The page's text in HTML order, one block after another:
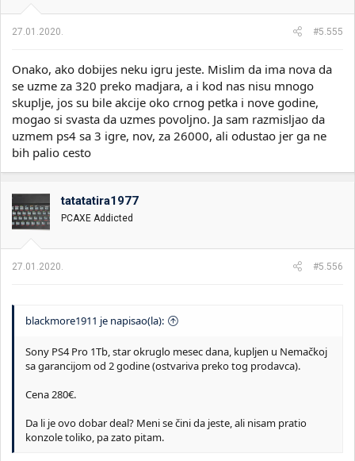
27.01.2020. #5.555
Onako, ako dobijes neku igru jeste. Mislim da ima nova da
se uzme za 320 preko madjara, a i kod nas nisu mnogo
skuplje, jos su bile akcije oko crnog petka i nove godine,
mogao si svasta da uzmes povoljno. Ja sam razmisljao da
uzmem ps4 sa 3 igre, nov, za 26000, ali odustao jer ga ne
bih palio cesto
tatatatira1977
PCAXE Addicted
27.01.2020. #5.556
blackmore1911 je napisao(la):
Sony PS4 Pro 1Tb, star okruglo mesec dana, kupljen u Nemačkoj
sa garancijom od 2 godine (ostvariva preko tog prodavca).
Cena 280€.
Da li je ovo dobar deal? Meni se čini da jeste, ali nisam pratio
konzole toliko, pa zato pitam.